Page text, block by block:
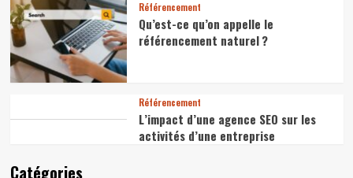
Référencement
Qu’est-ce qu’on appelle le
référencement naturel ?
Référencement
L’impact d’une agence SEO sur les
activités d’une entreprise
Catégories